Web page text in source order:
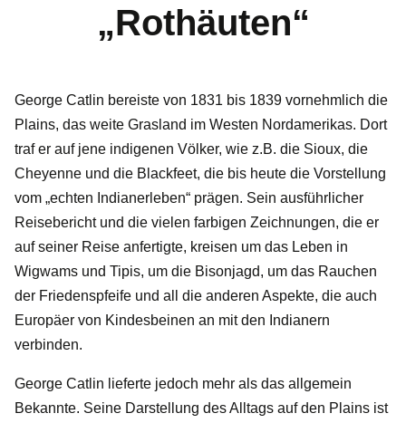
„Rothäuten“
George Catlin bereiste von 1831 bis 1839 vornehmlich die
Plains, das weite Grasland im Westen Nordamerikas. Dort
traf er auf jene indigenen Völker, wie z.B. die Sioux, die
Cheyenne und die Blackfeet, die bis heute die Vorstellung
vom „echten Indianerleben“ prägen. Sein ausführlicher
Reisebericht und die vielen farbigen Zeichnungen, die er
auf seiner Reise anfertigte, kreisen um das Leben in
Wigwams und Tipis, um die Bisonjagd, um das Rauchen
der Friedenspfeife und all die anderen Aspekte, die auch
Europäer von Kindesbeinen an mit den Indianern
verbinden.
George Catlin lieferte jedoch mehr als das allgemein
Bekannte. Seine Darstellung des Alltags auf den Plains ist